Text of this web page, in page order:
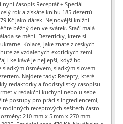
nyní časopis Receptář + Speciál
celý rok a získáte knihu 185 dezertů
Kč jako dárek. Nejnovější knižní
běžný den ve svátek. Stačí malá
se mění. Dezerticky, ktere si
Kolace, jake znate z ceskych
ze vzdalenych exotickych zemi.
i ke kávě je nejlepší, když ho
úsměvem, sladkým slovem
Najdete tady: Recepty, které
redaktorky a foodstylistky casopisu
v redakční kuchyni nebo u sebe
postupy pro práci s ingrediencemi,
rodinných receptových sešitech často
210 mm x 5 mm x 270 mm.